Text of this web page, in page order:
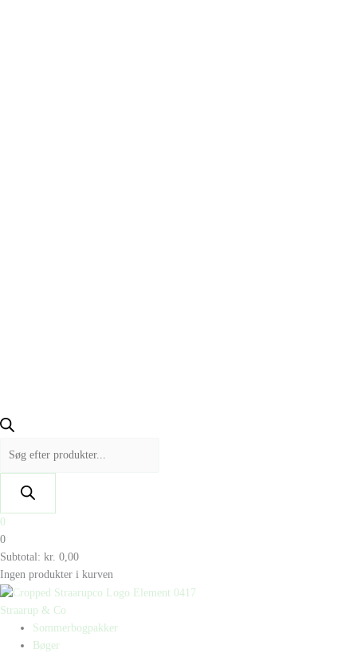
0
0
Subtotal: kr. 0,00
Ingen produkter i kurven
Straarup & Co
Sommerbogpakker
Bøger